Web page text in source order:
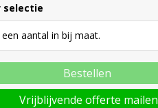
selectie
aantal in bij maat.
Bestellen
Vrijblijvende offerte mailen